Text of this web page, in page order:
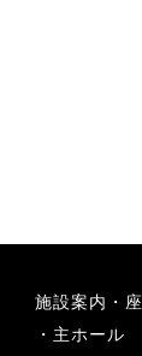
施設案内・
主ホール